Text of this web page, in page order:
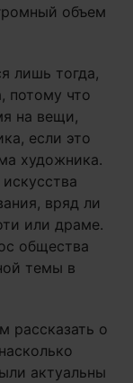
объем
лишь тогда,
потому что
на вещи,
если это
художника.
вряд ли
или драме.
общества
темы в
рассказать о
актуальны